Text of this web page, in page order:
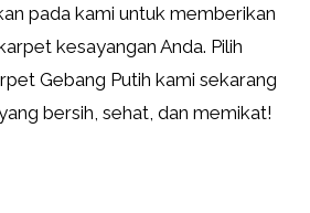
pada kami untuk memberikan
kesayangan Anda. Pilih
Gebang Putih kami sekarang
bersih, sehat, dan memikat!